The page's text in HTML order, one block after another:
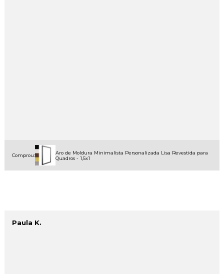
Comprou:
Aro de Moldura Minimalista Personalizada Lisa Revestida para
Quadros - 1,5x1
Paula K.